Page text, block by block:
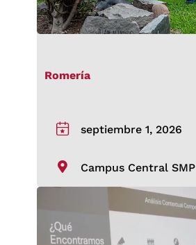
Romería
septiembre 1, 2026
Campus Central SMP